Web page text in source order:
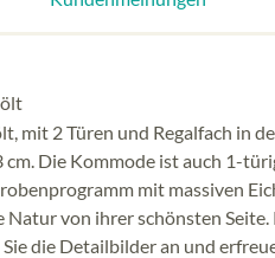
mit 2 Türen und Regalfach
Die Kommode ist auch 1-
mit massiven
Natur von ihrer schönsten
die Detailbilder an und